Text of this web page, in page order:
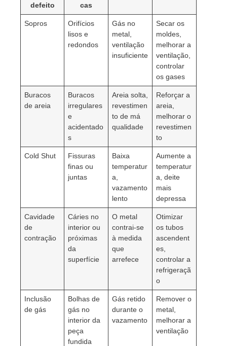
defeito
cas
Sopros
Orifícios
lisos e
redondos
Gás no
metal,
ventilação
insuficiente
Secar os
moldes,
melhorar a
ventilação,
controlar
os gases
Buracos
de areia
Buracos
irregulares
e
acidentado
s
Areia solta,
revestimen
to de má
qualidade
Reforçar a
areia,
melhorar o
revestimen
to
Cold Shut
Fissuras
finas ou
juntas
Baixa
temperatur
a,
vazamento
lento
Aumente a
temperatur
a, deite
mais
depressa
Cavidade
de
contração
Cáries no
interior ou
próximas
da
superfície
O metal
contrai-se
à medida
que
arrefece
Otimizar
os tubos
ascendent
es,
controlar a
refrigeraçã
o
Inclusão
de gás
Bolhas de
gás no
interior da
peça
fundida
Gás retido
durante o
vazamento
Remover o
metal,
melhorar a
ventilação